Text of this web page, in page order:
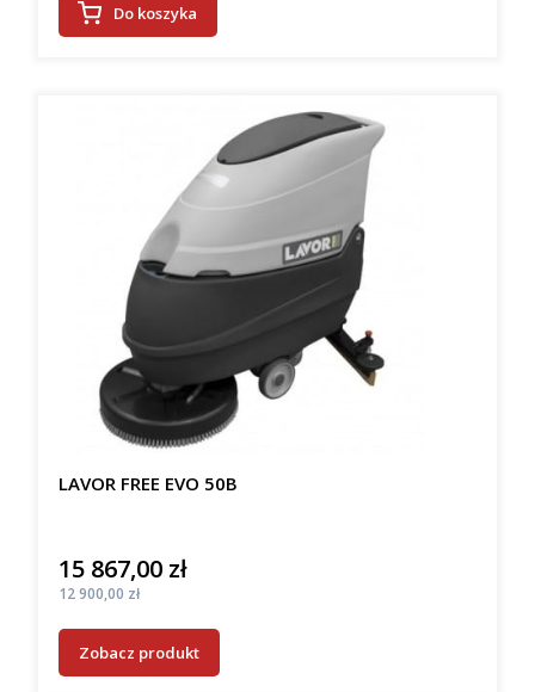
Do koszyka
LAVOR FREE EVO 50B
Cena
15 867,00 zł
Cena
12 900,00 zł
Zobacz produkt